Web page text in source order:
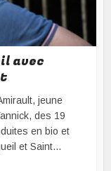
avec
jeune
des 19
en bio et
et Saint...